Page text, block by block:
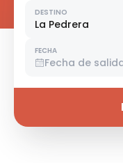
DESTINO
La Pedrera
FECHA
Fecha de